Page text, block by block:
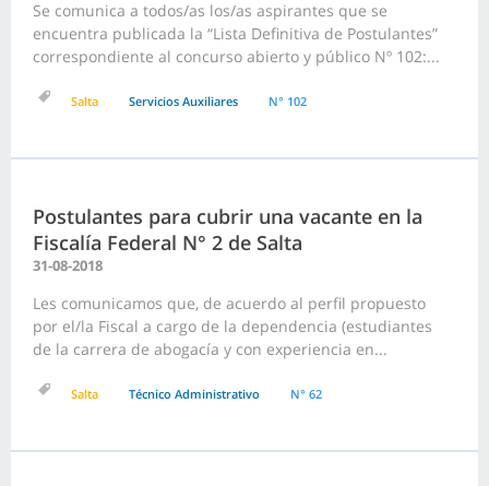
Se comunica a todos/as los/as aspirantes que se
encuentra publicada la “Lista Definitiva de Postulantes”
correspondiente al concurso abierto y público Nº 102:...
Salta Servicios Auxiliares N° 102
Postulantes para cubrir una vacante en la
Fiscalía Federal N° 2 de Salta
31-08-2018
Les comunicamos que, de acuerdo al perfil propuesto
por el/la Fiscal a cargo de la dependencia (estudiantes
de la carrera de abogacía y con experiencia en...
Salta Técnico Administrativo N° 62